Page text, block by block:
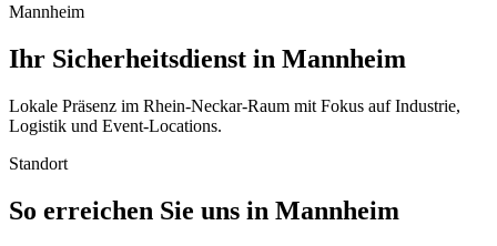
Mannheim
Ihr Sicherheitsdienst in Mannheim
Lokale Präsenz im Rhein-Neckar-Raum mit Fokus auf Industrie,
Logistik und Event-Locations.
Standort
So erreichen Sie uns in Mannheim